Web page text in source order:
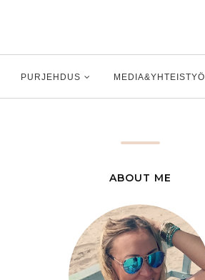
PURJEHDUS MEDIA&YHTEISTYÖ
ABOUT ME